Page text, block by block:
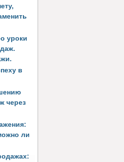
уроки
в
через
ли